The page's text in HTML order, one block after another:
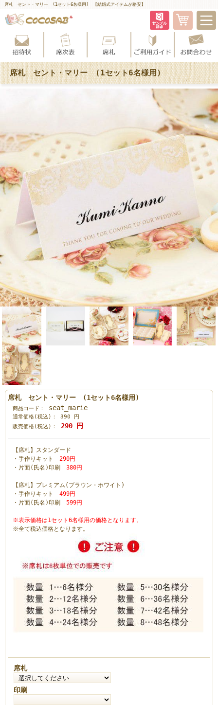
席札 セント・マリー (1セット6名様用) 【結婚式アイテムが格安】
席札 セント・マリー (1セット6名様用)
席札 セント・マリー (1セット6名様用)
商品コード： seat_marie
通常価格(税込)： 390 円
販売価格(税込)：
290 円
【席札】スタンダード
・手作りキット 290円
・片面(氏名)印刷 380円
【席札】プレミアム(ブラウン・ホワイト)
・手作りキット 499円
・片面(氏名)印刷 599円
※表示価格は1セット6名様用の価格となります。
※全て税込価格となります。
席札
印刷